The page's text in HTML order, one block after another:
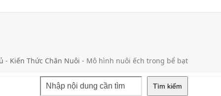
- Kiến Thức Chăn Nuôi - Mô hình nuôi ếch trong bể bạt
Tìm kiếm